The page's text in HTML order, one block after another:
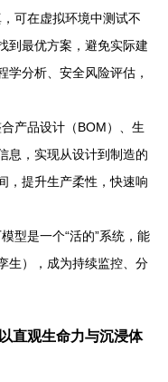
可在虚拟环境中测试不
到最优方案，避免实际建
学分析、安全风险评估，
产品设计（BOM）、生
息，实现从设计到制造的
，提升生产柔性，快速响
型是一个“活的”系统，能
生），成为持续监控、分
直观生命力与沉浸体